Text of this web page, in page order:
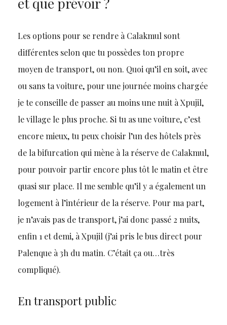
Les options pour se rendre à Calakmul sont
différentes selon que tu possèdes ton propre
moyen de transport, ou non. Quoi qu’il en soit, avec
ou sans ta voiture, pour une journée moins chargée
je te conseille de passer au moins une nuit à Xpujil,
le village le plus proche. Si tu as une voiture, c’est
encore mieux, tu peux choisir l’un des hôtels près
de la bifurcation qui mène à la réserve de Calakmul,
pour pouvoir partir encore plus tôt le matin et être
quasi sur place. Il me semble qu’il y a également un
logement à l’intérieur de la réserve. Pour ma part,
je n’avais pas de transport, j’ai donc passé 2 nuits,
enfin 1 et demi, à Xpujil (j’ai pris le bus direct pour
Palenque à 3h du matin. C’était ça ou…très
compliqué).
En transport public